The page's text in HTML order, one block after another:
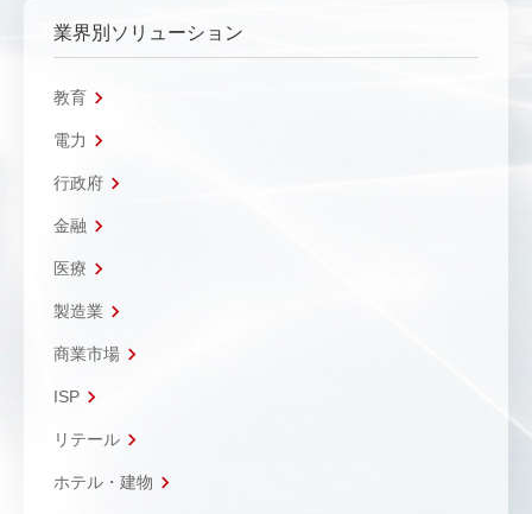
業界別ソリューション
教育
電力
行政府
金融
医療
製造業
商業市場
ISP
リテール
ホテル・建物